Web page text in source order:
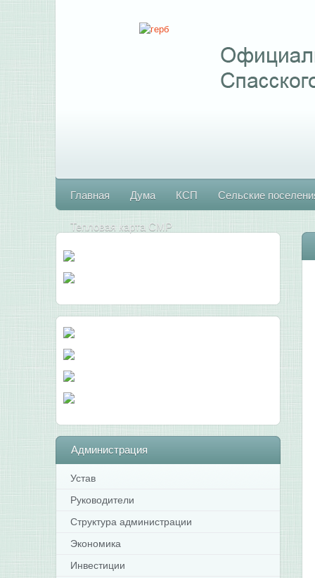
Главная Дума КСП Сельские
Тепловая карта СМР
Администрация
Устав
Руководители
Структура администрации
Экономика
Инвестиции